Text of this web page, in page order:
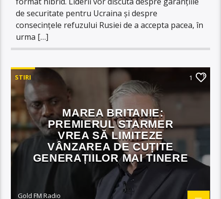
de securitate pentru Ucraina și despre
consecințele refuzului Rusiei de a accepta pacea, în
urma […]
STIRI 1
MAREA BRITANIE:
PREMIERUL STARMER
VREA SĂ LIMITEZE
VÂNZAREA DE CUȚITE
GENERAȚIILOR MAI TINERE
Gold FM Radio